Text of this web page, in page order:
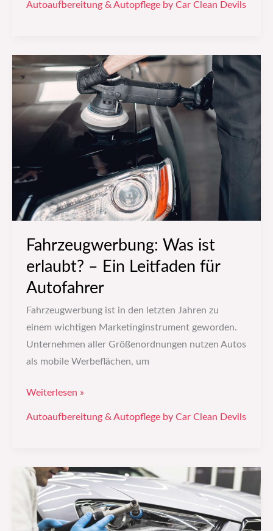
Autoaufbereitung & Autopflege by Car Clean Devils
Fahrzeugwerbung: Was ist
erlaubt? – Ein Leitfaden für
Autofahrer
Fahrzeugwerbung ist in den letzten Jahren zu
einem wichtigen Marketinginstrument geworden.
Unternehmen aller Größenordnungen nutzen Autos
als mobile Werbeflächen, um
Fahrzeugwerbung:
Was
ist
erlaubt?
–
für
Autofahrer
Weiterlesen »
Autoaufbereitung & Autopflege by Car Clean Devils
Autopolitur:
So
findest
du